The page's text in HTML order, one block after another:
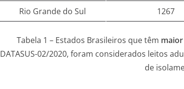
Rio Grande do Sul
1267
Tabela 1 – Estados Brasileiros que têm maior
DATASUS-02/2020, foram considerados leitos
de